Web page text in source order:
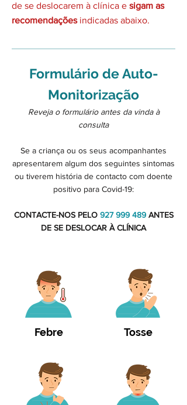
de se deslocarem à clínica e sigam as
recomendações indicadas abaixo.
Formulário de Auto-
Monitorização
Reveja o formulário antes da vinda à
consulta
Se a criança ou os seus acompanhantes
apresentarem algum dos seguintes sintomas
ou tiverem história de contacto com doente
positivo para Covid-19:
CONTACTE-NOS PELO 927 999 489ANTES
DE SE DESLOCAR À CLÍNICA
Febre Tosse